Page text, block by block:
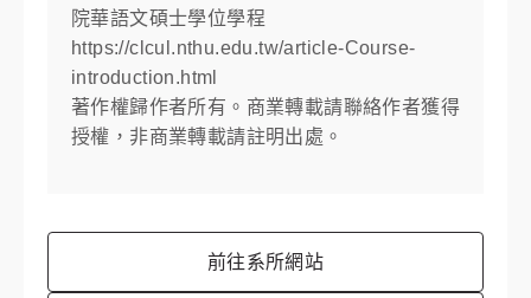
院華語文碩士學位學程
https://clcul.nthu.edu.tw/article-Course-
introduction.html
著作權歸作者所有。商業轉載請聯絡作者獲得
授權，非商業轉載請註明出處。
前往系所網站